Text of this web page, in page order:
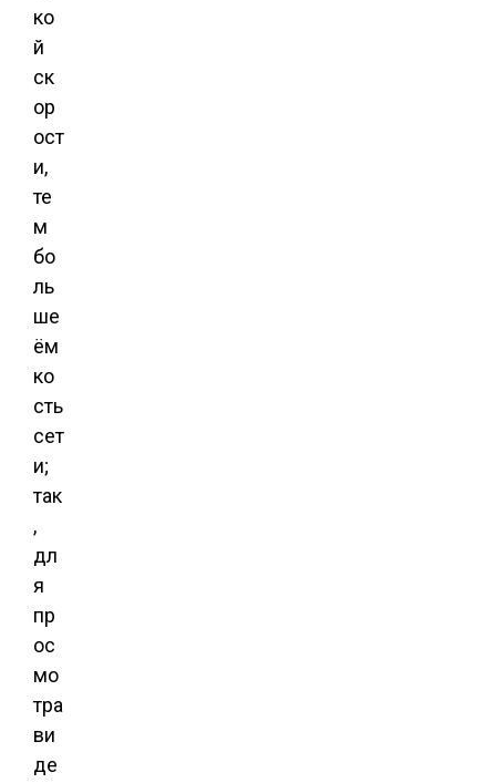
ко
й
ск
ор
ост
и,
те
м
бо
ль
ше
ём
ко
сть
сет
и;
так
,
дл
я
пр
ос
мо
тра
ви
де